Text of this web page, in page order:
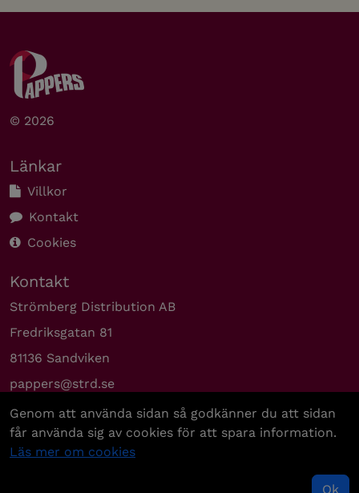
© 2026
Länkar
Villkor
Kontakt
Cookies
Kontakt
Strömberg Distribution AB
Fredriksgatan 81
81136 Sandviken
pappers@strd.se
08-779 96 00
Genom att använda sidan så godkänner du att sidan
får använda sig av cookies för att spara information.
Läs mer om cookies
Ok